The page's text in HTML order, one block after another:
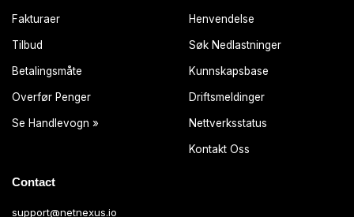
Fakturaer
Tilbud
Betalingsmåte
Overfør Penger
Se Handlevogn »
Henvendelse
Søk Nedlastninger
Kunnskapsbase
Driftsmeldinger
Nettverksstatus
Kontakt Oss
Contact
support@netnexus.io